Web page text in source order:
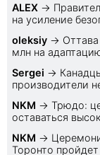
ALEX →
на усиление
oleksiy →
млн на
Sеrgei →
производители
NKM → Трюдо:
оставаться
NKM →
Торонто